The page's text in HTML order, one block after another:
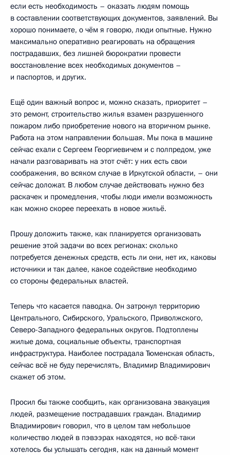
если есть необходимость – оказать людям помощь
в составлении соответствующих документов, заявлений. Вы
хорошо понимаете, о чём я говорю, люди опытные. Нужно
максимально оперативно реагировать на обращения
пострадавших, без лишней бюрократии провести
восстановление всех необходимых документов –
и паспортов, и других.
Ещё один важный вопрос и, можно сказать, приоритет –
это ремонт, строительство жилья взамен разрушенного
пожаром либо приобретение нового на вторичном рынке.
Работа на этом направлении большая. Мы пока в машине
сейчас ехали с Сергеем Георгиевичем и с полпредом, уже
начали разговаривать на этот счёт: у них есть свои
соображения, во всяком случае в Иркутской области, – они
сейчас доложат. В любом случае действовать нужно без
раскачек и промедления, чтобы люди имели возможность
как можно скорее переехать в новое жильё.
Прошу доложить также, как планируется организовать
решение этой задачи во всех регионах: сколько
потребуется денежных средств, есть ли они, нет их, каковы
источники и так далее, какое содействие необходимо
со стороны федеральных властей.
Теперь что касается паводка. Он затронул территорию
Центрального, Сибирского, Уральского, Приволжского,
Северо-Западного федеральных округов. Подтоплены
жилые дома, социальные объекты, транспортная
инфраструктура. Наиболее пострадала Тюменская область,
сейчас всё не буду перечислять, Владимир Владимирович
скажет об этом.
Просил бы также сообщить, как организована эвакуация
людей, размещение пострадавших граждан. Владимир
Владимирович говорил, что в целом там небольшое
количество людей в пэвээрах находятся, но всё-таки
хотелось бы услышать сегодня, как на данный момент